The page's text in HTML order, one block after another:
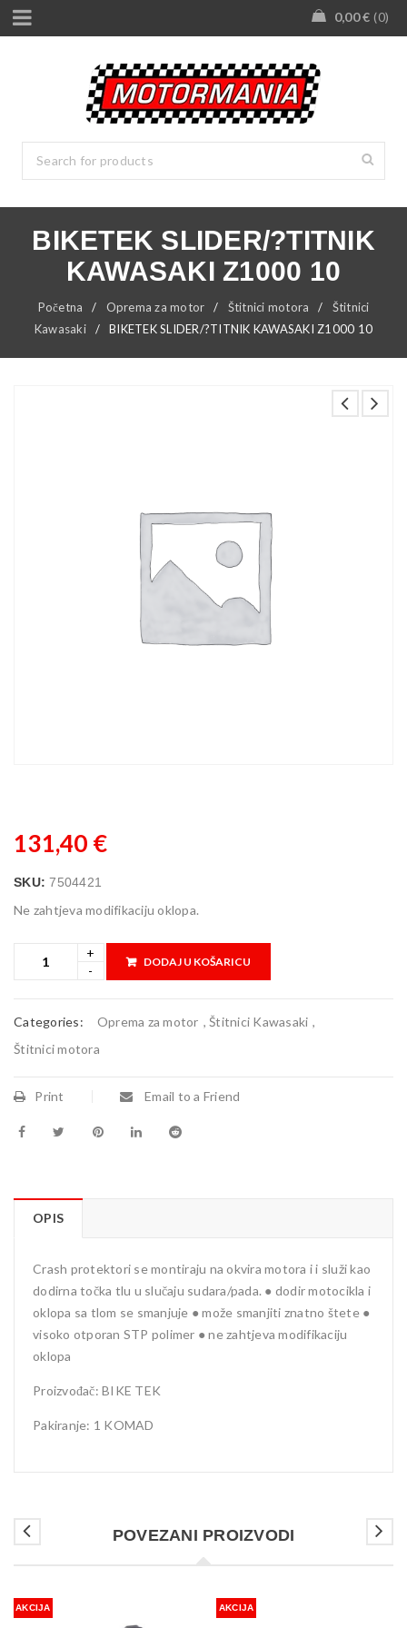
0,00€ 0
BIKETEK SLIDER/?TITNIK
KAWASAKI Z1000 10
Početna / Oprema za motor / Štitnici motora /
Štitnici
Kawasaki
/ BIKETEK SLIDER/?TITNIK KAWASAKI Z1000 10
131,40 €
SKU:7504421
Ne zahtjeva modifikaciju oklopa.
DODAJ U KOŠARICU
Categories: Oprema za motor , Štitnici Kawasaki ,
Štitnici motora
Print Email to a Friend
OPIS
Crash protektori se montiraju na okvira motora i i služi kao
dodirna točka tlu u slučaju sudara/pada. ● dodir motocikla i
oklopa sa tlom se smanjuje ● može smanjiti znatno štete ●
visoko otporan STP polimer ● ne zahtjeva modifikaciju
oklopa
Proizvođač: BIKE TEK
Pakiranje: 1 KOMAD
POVEZANI PROIZVODI
AKCIJA AKCIJA